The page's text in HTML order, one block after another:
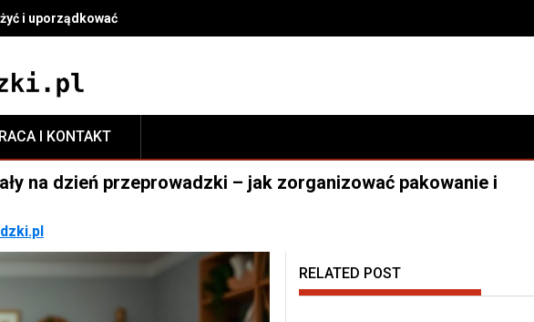
i uporządkować kosmetyki po przeprowadzce, by mieć je zawsze pod ręką
I KONTAKT
na dzień przeprowadzki – jak zorganizować pakowanie i
RELATED POST